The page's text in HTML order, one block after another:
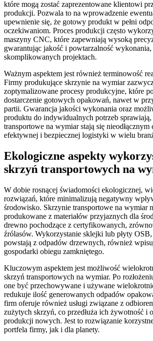
które mogą zostać zaprezentowane klientowi
produkcji. Pozwala to na wprowadzenie
upewnienie się, że gotowy produkt w pełni
oczekiwaniom. Proces produkcji często
maszyny CNC, które zapewniają wysoką
gwarantując jakość i powtarzalność
skomplikowanych projektach.
Ważnym aspektem jest również terminowość
Firmy produkujące skrzynie na wymiar
zoptymalizowane procesy produkcyjne, które
dostarczenie gotowych opakowań, nawet w
partii. Gwarancja jakości wykonania oraz
produktu do indywidualnych potrzeb sprawiają,
transportowe na wymiar stają się nieodłącznym
efektywnej i bezpiecznej logistyki w wielu
Ekologiczne aspekty
skrzyń transportowych na
W dobie rosnącej świadomości ekologicznej,
rozwiązań, które minimalizują negatywny
środowisko. Skrzynie transportowe na wymiar
produkowane z materiałów przyjaznych dla
drewno pochodzące z certyfikowanych,
źrólasów. Wykorzystanie sklejki lub płyty
powstają z odpadów drzewnych, również
gospodarki obiegu zamkniętego.
Kluczowym aspektem jest możliwość
skrzyń transportowych na wymiar. Po
one być przechowywane i używane
redukuje ilość generowanych odpadów
firm oferuje również usługi związane z
zużytych skrzyń, co przedłuża ich żywotność i
produkcji nowych. Jest to rozwiązanie
portfela firmy, jak i dla planety.